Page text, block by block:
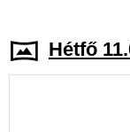
Hétfő